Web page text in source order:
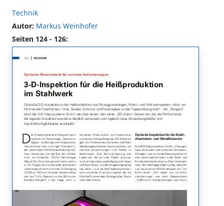
Technik
Autor: Markus Weinhofer
Seiten 124 - 126: